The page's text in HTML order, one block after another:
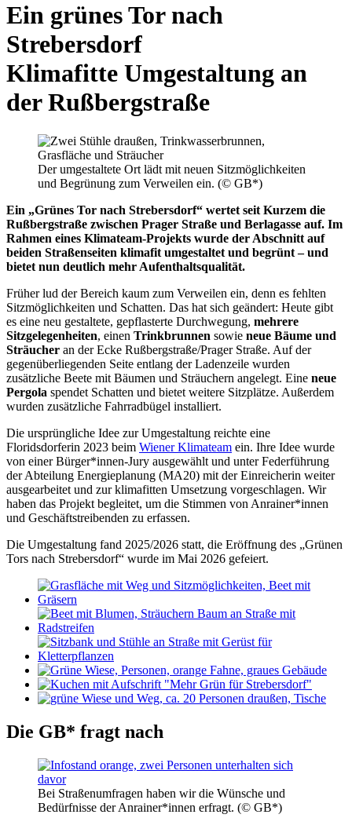
Ein grünes Tor nach
Strebersdorf
Klimafitte Umgestaltung an
der Rußbergstraße
Der umgestaltete Ort lädt mit neuen Sitzmöglichkeiten
und Begrünung zum Verweilen ein. (© GB*)
Ein „Grünes Tor nach Strebersdorf“ wertet seit Kurzem die
Rußbergstraße zwischen Prager Straße und Berlagasse auf. Im
Rahmen eines Klimateam-Projekts wurde der Abschnitt auf
beiden Straßenseiten klimafit umgestaltet und begrünt – und
bietet nun deutlich mehr Aufenthaltsqualität.
Früher lud der Bereich kaum zum Verweilen ein, denn es fehlten
Sitzmöglichkeiten und Schatten. Das hat sich geändert: Heute gibt
es eine neu gestaltete, gepflasterte Durchwegung, mehrere
Sitzgelegenheiten, einen Trinkbrunnen sowie neue Bäume und
Sträucher an der Ecke Rußbergstraße/Prager Straße. Auf der
gegenüberliegenden Seite entlang der Ladenzeile wurden
zusätzliche Beete mit Bäumen und Sträuchern angelegt. Eine neue
Pergola spendet Schatten und bietet weitere Sitzplätze. Außerdem
wurden zusätzliche Fahrradbügel installiert.
Die ursprüngliche Idee zur Umgestaltung reichte eine
Floridsdorferin 2023 beim Wiener Klimateam ein. Ihre Idee wurde
von einer Bürger*innen-Jury ausgewählt und unter Federführung
der Abteilung Energieplanung (MA20) mit der Einreicherin weiter
ausgearbeitet und zur klimafitten Umsetzung vorgeschlagen. Wir
haben das Projekt begleitet, um die Stimmen von Anrainer*innen
und Geschäftstreibenden zu erfassen.
Die Umgestaltung fand 2025/2026 statt, die Eröffnung des „Grünen
Tors nach Strebersdorf“ wurde im Mai 2026 gefeiert.
Die GB* fragt nach
Bei Straßenumfragen haben wir die Wünsche und
Bedürfnisse der Anrainer*innen erfragt. (© GB*)